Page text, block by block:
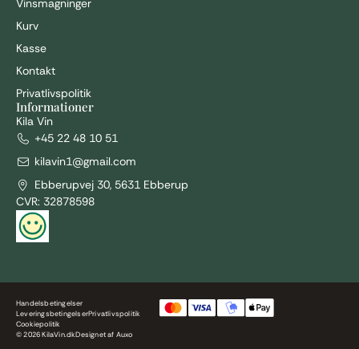
I alt
GÅ TIL KASSE
Vinsmagninger
Kurv
Kasse
Kontakt
Privatlivspolitik
Informationer
Kila Vin
+45 22 48 10 51
kilavin1@gmail.com
Ebberupvej 30, 5631 Ebberup
CVR: 32878598
© 2026 KilaVin.dkDesignet af Auxo
Handelsbetingelser
LeveringsbetingelserPrivatlivspolitik
Cookiepolitik